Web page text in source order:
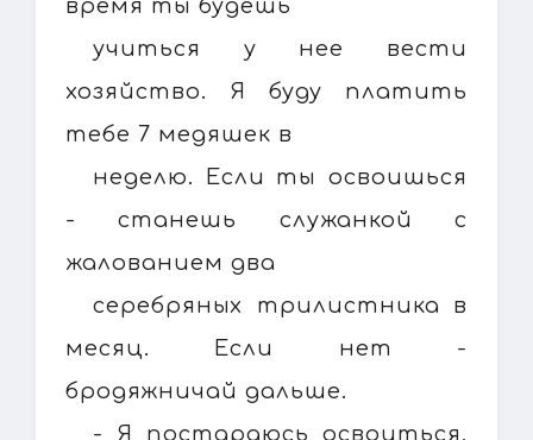
время ты будешь
учиться у нее вести
хозяйство. Я буду платить
тебе 7 медяшек в
неделю. Если ты освоишься
- станешь служанкой с
жалованием два
серебряных трилистника в
месяц. Если нет -
бродяжничай дальше.
- Я постараюсь освоиться,